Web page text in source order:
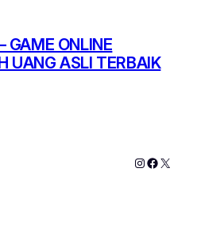
GAME ONLINE
UANG ASLI TERBAIK
Instagram
X